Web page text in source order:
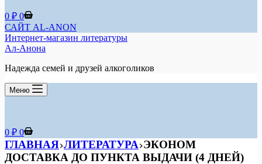
Корзина
0 ₽ 0
САЙТ AL-ANON
Интернет-магазин литературы
Ал-Анона
Надежда семей и друзей алкоголиков
Меню
Корзина
0 ₽ 0
ГЛАВНАЯ ЛИТЕРАТУРА ЭКОНОМ
ДОСТАВКА ДО ПУНКТА ВЫДАЧИ (4 ДНЕЙ)